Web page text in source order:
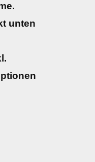
unten